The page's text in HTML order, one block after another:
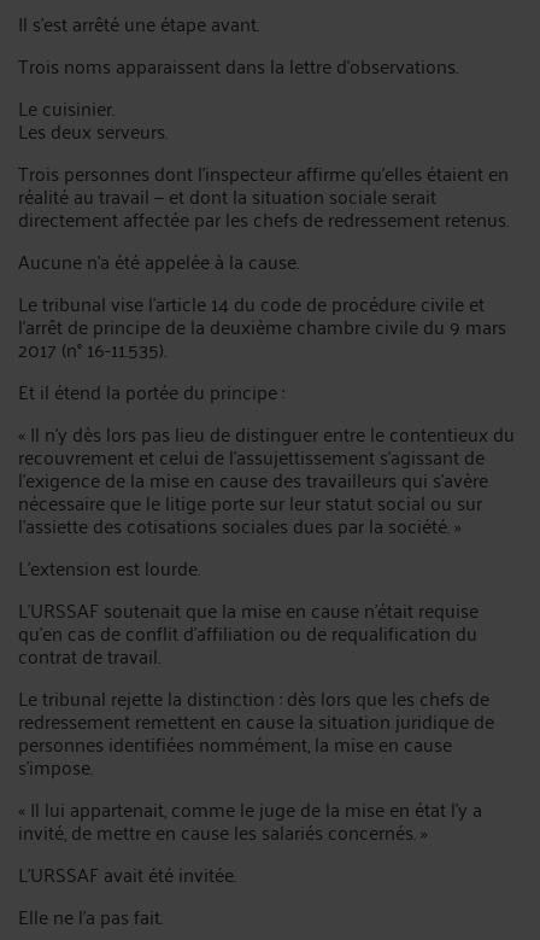
Il s'est arrêté une étape avant.
Trois noms apparaissent dans la lettre d'observations.
Le cuisinier.
Les deux serveurs.
Trois personnes dont l'inspecteur affirme qu'elles étaient en
réalité au travail — et dont la situation sociale serait
directement affectée par les chefs de redressement retenus.
Aucune n'a été appelée à la cause.
Le tribunal vise l'article 14 du code de procédure civile et
l'arrêt de principe de la deuxième chambre civile du 9 mars
2017 (n° 16-11.535).
Et il étend la portée du principe :
« Il n'y dès lors pas lieu de distinguer entre le contentieux du
recouvrement et celui de l'assujettissement s'agissant de
l'exigence de la mise en cause des travailleurs qui s'avère
nécessaire que le litige porte sur leur statut social ou sur
l'assiette des cotisations sociales dues par la société. »
L'extension est lourde.
L'URSSAF soutenait que la mise en cause n'était requise
qu'en cas de conflit d'affiliation ou de requalification du
contrat de travail.
Le tribunal rejette la distinction : dès lors que les chefs de
redressement remettent en cause la situation juridique de
personnes identifiées nommément, la mise en cause
s'impose.
« Il lui appartenait, comme le juge de la mise en état l'y a
invité, de mettre en cause les salariés concernés. »
L'URSSAF avait été invitée.
Elle ne l'a pas fait.